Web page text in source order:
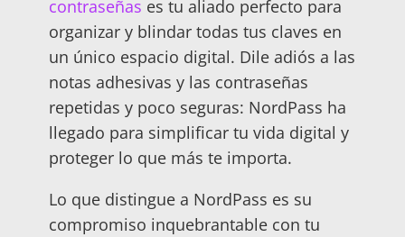
contraseñas es tu aliado perfecto para
organizar y blindar todas tus claves en
un único espacio digital. Dile adiós a las
notas adhesivas y las contraseñas
repetidas y poco seguras: NordPass ha
llegado para simplificar tu vida digital y
proteger lo que más te importa.
Lo que distingue a NordPass es su
compromiso inquebrantable con tu